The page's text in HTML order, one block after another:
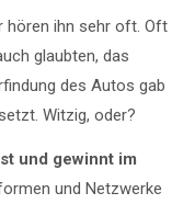
hören ihn sehr oft. Oft
glaubten, das
des Autos gab
Witzig, oder?
und gewinnt im
und Netzwerke